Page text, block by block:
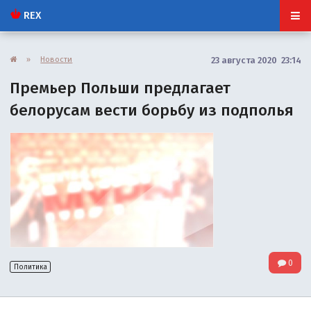
REX
» Новости 23 августа 2020 23:14
Премьер Польши предлагает
белорусам вести борьбу из подполья
Политика 0